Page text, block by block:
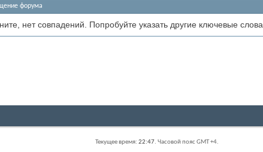
форума
нет совпадений. Попробуйте указать другие ключевые слова.
Текущее время: 22:47. Часовой пояс GMT +4.